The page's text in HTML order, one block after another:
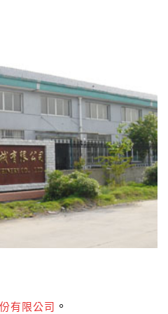
有限公司 。